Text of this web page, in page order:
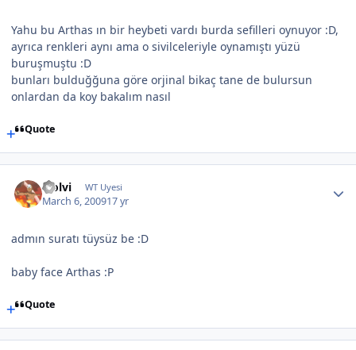
Yahu bu Arthas ın bir heybeti vardı burda sefilleri oynuyor :D,
ayrıca renkleri aynı ama o sivilceleriyle oynamıştı yüzü
buruşmuştu :D
bunları bulduğğuna göre orjinal bikaç tane de bulursun
onlardan da koy bakalım nasıl
Quote
wolvi WT Uyesi
March 6, 200917 yr
admın suratı tüysüz be :D
baby face Arthas :P
Quote